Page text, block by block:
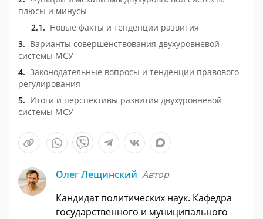
плюсы и минусы
Новые факты и тенденции развития
Варианты совершенствования двухуровневой
системы МСУ
Законодательные вопросы и тенденции правового
регулирования
Итоги и перспективы развития двухуровневой
системы МСУ
Олег Лещинский Автор
Кандидат политических наук. Кафедра
государственного и муниципального